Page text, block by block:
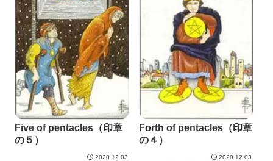
Five of pentacles（印章
の５）
2020.12.03
Forth of pentacles（印章
の４）
2020.12.03